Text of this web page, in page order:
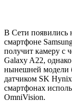
В Сети появились
смартфоне
получит камеру с
Galaxy A22,
нынешней модели
датчиком SK
смартфонах
OmniVision.